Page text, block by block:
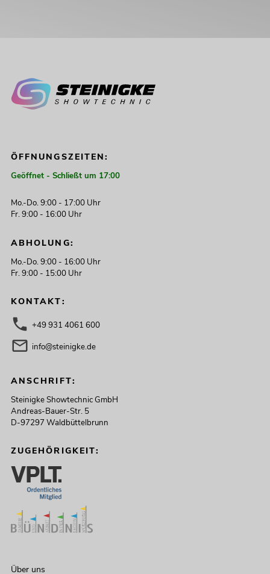
ÖFFNUNGSZEITEN:
Geöffnet - Schließt um 17:00
Mo.-Do. 9:00 - 17:00 Uhr
Fr. 9:00 - 16:00 Uhr
ABHOLUNG:
Mo.-Do. 9:00 - 16:00 Uhr
Fr. 9:00 - 15:00 Uhr
KONTAKT:
+49 931 4061 600
info@steinigke.de
ANSCHRIFT:
Steinigke Showtechnic GmbH
Andreas-Bauer-Str. 5
D-97297 Waldbüttelbrunn
ZUGEHÖRIGKEIT:
Über uns